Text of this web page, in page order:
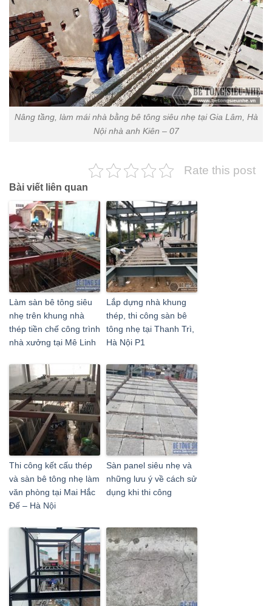
Nâng tầng, làm mái nhà bằng bê tông siêu nhẹ tại Gia Lâm, Hà
Nội nhà anh Kiên – 07
Rate this post
Bài viết liên quan
Làm sàn bê tông siêu
nhẹ trên khung nhà
thép tiền chế công trình
nhà xưởng tại Mê Linh
Lắp dựng nhà khung
thép, thi công sàn bê
tông nhẹ tại Thanh Trì,
Hà Nội P1
Thi công kết cấu thép
và sàn bê tông nhẹ làm
văn phòng tại Mai Hắc
Đế – Hà Nội
Sàn panel siêu nhẹ và
những lưu ý về cách sử
dụng khi thi công